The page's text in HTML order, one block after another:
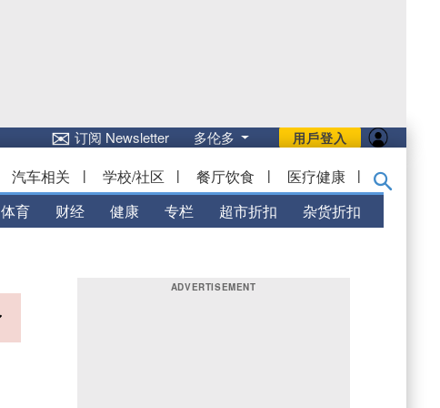
用戶登入
✉订阅 Newsletter 多伦多
汽车相关 | 学校/社区 | 餐厅饮食 | 医疗健康 |
体育 财经 健康 专栏 超市折扣 杂货折扣